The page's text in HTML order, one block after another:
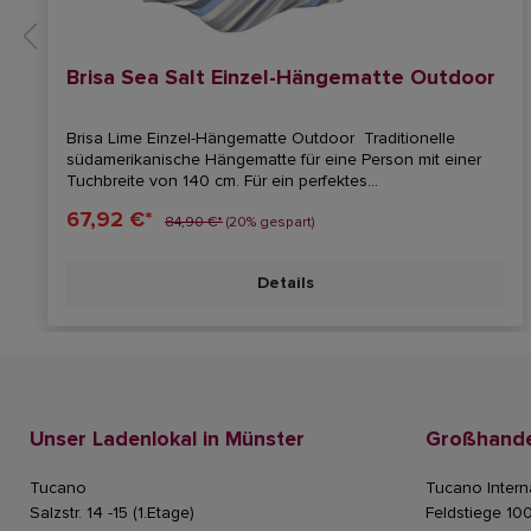
Brisa Sea Salt Einzel-Hängematte Outdoor
Brisa Lime Einzel-Hängematte Outdoor Traditionelle
südamerikanische Hängematte für eine Person mit einer
Tuchbreite von 140 cm. Für ein perfektes
Liegeposition, in der Ihr Körper die Tuchfläche öffnet.Die
ist einfach zu pflegen, schnelltrocknend und
bei 30 Grad im Schonprogramm. LA SIESTA
270 cmBelastung max. 120 kg1 Person 100% Polypropylen
67,92 €* 84,90 €* (20% gespart)
Details
Unser Ladenlokal in Münster
Tucano
Salzstr. 14 -15 (1.Etage)
Tucano
Feldstiege 100